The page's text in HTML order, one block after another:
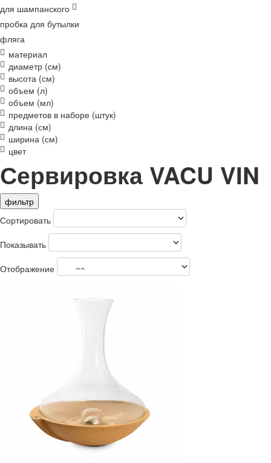
для шампанского
пробка для бутылки
фляга
материал
диаметр (см)
высота (см)
объем (л)
объем (мл)
предметов в наборе (штук)
длина (см)
ширина (см)
цвет
Сервировка VACU VIN
фильтр
Сортировать
Показывать
Отображение